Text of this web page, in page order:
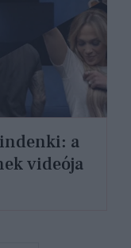
a
videója